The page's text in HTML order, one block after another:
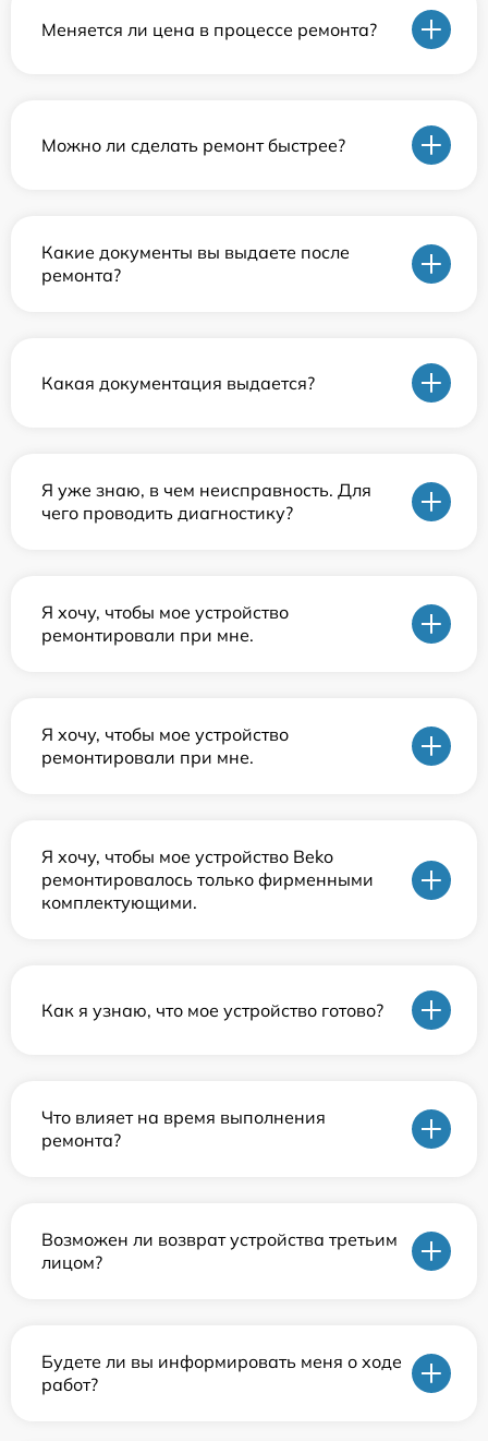
Меняется ли цена в процессе ремонта?
Можно ли сделать ремонт быстрее?
Какие документы вы выдаете после
ремонта?
Какая документация выдается?
Я уже знаю, в чем неисправность. Для
чего проводить диагностику?
Я хочу, чтобы мое устройство
ремонтировали при мне.
Я хочу, чтобы мое устройство
ремонтировали при мне.
Я хочу, чтобы мое устройство Beko
ремонтировалось только фирменными
комплектующими.
Как я узнаю, что мое устройство готово?
Что влияет на время выполнения
ремонта?
Возможен ли возврат устройства третьим
лицом?
Будете ли вы информировать меня о ходе
работ?